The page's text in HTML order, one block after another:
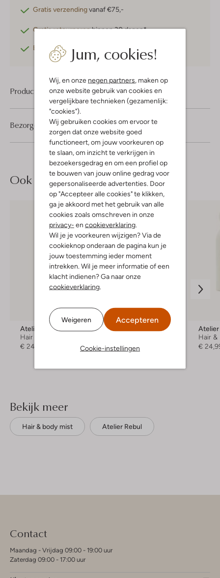
Jum, cookies!
Wij, en onze negen partners, maken op
onze website gebruik van cookies en
vergelijkbare technieken (gezamenlijk:
"cookies").
Wij gebruiken cookies om ervoor te
zorgen dat onze website goed
functioneert, om jouw voorkeuren op
te slaan, om inzicht te verkrijgen in
bezoekersgedrag en om een profiel op
te bouwen van jouw online gedrag voor
gepersonaliseerde advertenties. Door
op "Accepteer alle cookies" te klikken,
ga je akkoord met het gebruik van alle
cookies zoals omschreven in onze
privacy- en cookieverklaring.
Wil je je voorkeuren wijzigen? Via de
cookieknop onderaan de pagina kun je
jouw toestemming ieder moment
intrekken. Wil je meer informatie of een
klacht indienen? Ga naar onze
cookieverklaring.
Weigeren Accepteren
Cookie-instellingen
Gratis verzendingvanaf €75,-
Gratis retournerenbinnen 30 dagen*
Betaal achteraf
Product informatie
Bezorgen & retourneren
Ook iets voor jou?
Atelier Rebul
Hair & body mist
€ 24,99
Atelier Rebul
€ 24,99
Atelier
Hair &
€
Bekijk meer
Hair & body mist Atelier Rebul
Contact
Maandag - Vrijdag 09:00 - 19:00 uur
Zaterdag 09:00 - 17:00 uur